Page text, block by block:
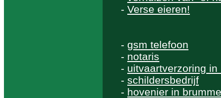
- Verse eieren!
- gsm telefoon
- notaris
- uitvaartverzoring in
- schildersbedrijf
- hovenier in